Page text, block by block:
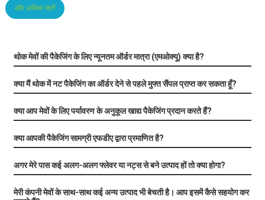
और अधिक जानें
थोक मेवों की पैकेजिंग के लिए न्यूनतम ऑर्डर मात्रा (एमओक्यू) क्या है?
क्या मैं थोक में नट पैकेजिंग का ऑर्डर देने से पहले मुफ्त सैंपल प्राप्त कर सकता हूँ?
क्या आप मेवों के लिए पर्यावरण के अनुकूल खाद्य पैकेजिंग प्रदान करते हैं?
क्या आपकी पैकेजिंग सामग्री एफडीए द्वारा प्रमाणित है?
अगर मेरे पास कई अलग-अलग फ्लेवर या नट्स से बने उत्पाद हों तो क्या होगा?
मेरी कंपनी मेवों के साथ-साथ कई अन्य उत्पाद भी बेचती है। आप इसमें कैसे सहयोग कर